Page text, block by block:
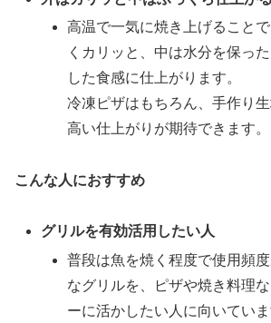
高温で一気に焼き上げること
くカリッと、中は水分を保っ
した食感に仕上がります。
冷凍ピザはもちろん、手作り
高い仕上がりが期待できます。
こんな人におすすめ
グリルを有効活用したい人
普段は魚を焼く程度で使用頻
なグリルを、ピザや焼き料理
ーに活かしたい人に向いていま